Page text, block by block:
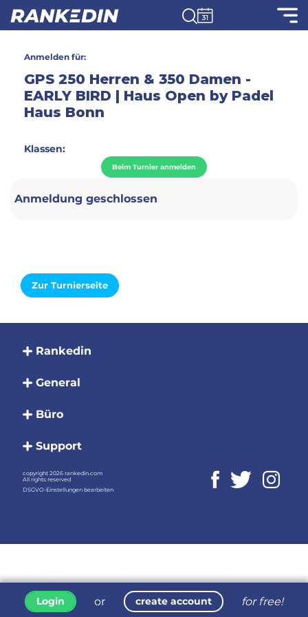
Anmelden für:
GPS 250 Herren & 350 Damen -
EARLY BIRD | Haus Open by Padel
Haus Bonn
Klassen:
Beim Turnier anmelden
Anmeldung geschlossen
Zur Turnierseite
Login or create account for free!
Rankedin
General
Büro
Support
copyright 2026 rankedin.com
All rights reserved
DSGVO-Einstellungen bearbeiten